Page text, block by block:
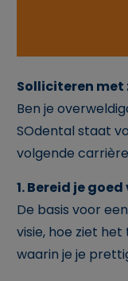
Solliciteren
Ben je
SOdental staat
volgende
1. Bereid je
De basis voor
visie, hoe ziet
waarin je je